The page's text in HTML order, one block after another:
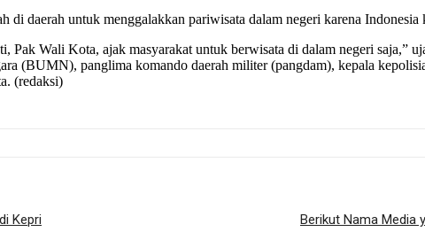
di daerah untuk menggalakkan pariwisata dalam negeri karena Indonesia
Wali Kota, ajak masyarakat untuk berwisata di dalam negeri saja,”
(BUMN), panglima komando daerah militer (pangdam), kepala
(redaksi)
Kepri Berikut Nama Media